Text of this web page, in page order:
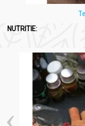
NUTRITIE: